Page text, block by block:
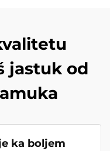
jastuk od
ka boljem